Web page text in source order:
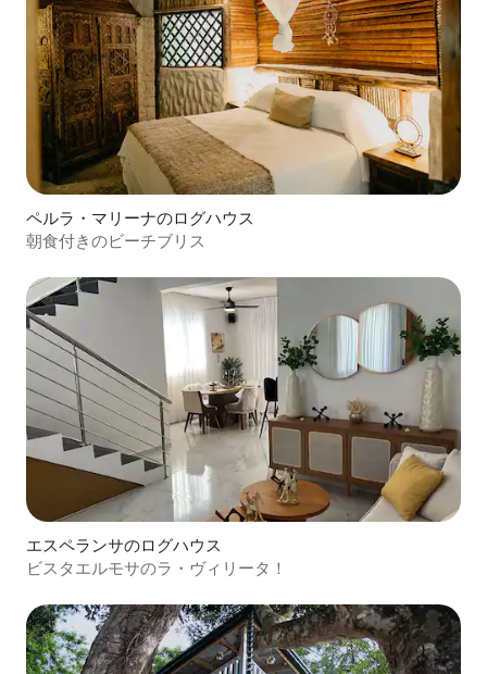
ペルラ・マリーナのログハウス
朝食付きのビーチブリス
エスペランサのログハウス
ビスタエルモサのラ・ヴィリータ！